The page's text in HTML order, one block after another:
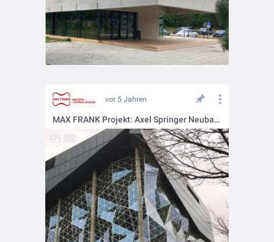
vor 5 Jahren
MAX FRANK Projekt: Axel Springer Neubau, Berlin